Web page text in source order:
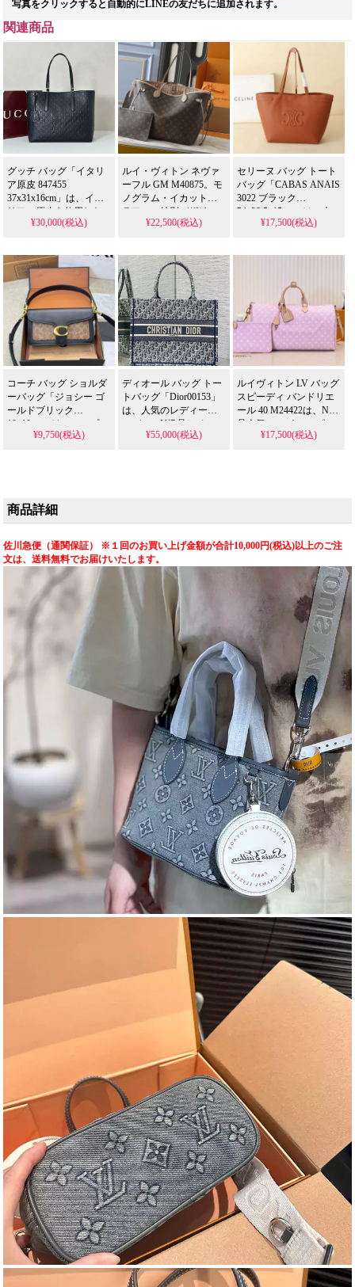
写真をクリックすると自動的にLINEの友だちに追加されます。
関連商品
グッチ バッグ「イタリ
ア原皮 847455
37x31x16cm」は、イタ
リアの原皮を使用した
最高級のオーセンティ
写真でも確認できる精
巧な仕上げと、ゴール
ドの刻印が洗練された
印象を演出。この精巧
なスーパーコピー品
は、N級品に迫る高品質
を格安で実現。グッチ
グッチ バッグの本格的
れられる逸品です。
¥30,000(税込)
ルイ・ヴィトン ネヴァ
ーフル GM M40875。モ
ノグラム・イカットフ
ラワーの特別デザイン
と、サイドフックによ
ルチウェイに対応する
実用性は、スーパーコ
ピー品にはない本物の
革新性です。
¥22,500(税込)
セリーヌ バッグ トート
バッグ「CABAS ANAIS
3022 ブラック
54x29.5x15cm」は、大
容量レザーを使用した
リーヌ セリーヌ バッグ
の実用アイテムです。
¥17,500(税込)
コーチ バッグ ショルダ
ーバッグ「ジョシー ゴ
ールドブリック
18x10cm」は、シンプル
なゴールドブリックデ
グの一年中使える実用
アイテムです。
¥9,750(税込)
ディオール バッグ トー
トバッグ「Dior00153」
は、人気のレディース
モデル。N級品レベルの
精巧なスーパーコピー
¥55,000(税込)
ルイヴィトン LV バッグ
スピーディ バンドリエ
ール 40 M24422は、N級
品人気スーパー コピー
格安市場で精緻なレプ
融合させた、常に進化
ダーバッグです。
¥17,500(税込)
商品詳細
佐川急便（通関保証） ※１回のお買い上げ金額が合計10,000円(税込)以上のご注
文は、送料無料でお届けいたします。